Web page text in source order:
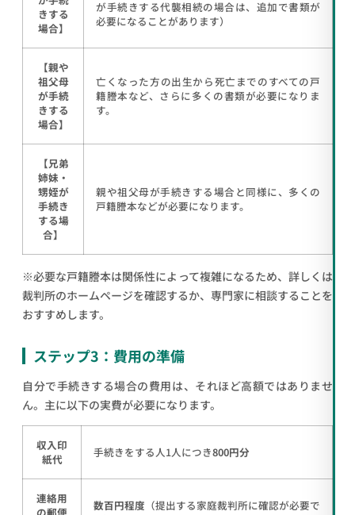
きする
場合】
が手続きする代襲相続の場合は、追加で書類が
必要になることがあります）
【親や
祖父母
が手続
きする
場合】
亡くなった方の出生から死亡までのすべての戸
籍謄本など、さらに多くの書類が必要になりま
す。
【兄弟
姉妹・
甥姪が
手続き
する場
合】
親や祖父母が手続きする場合と同様に、多くの
戸籍謄本などが必要になります。
※必要な戸籍謄本は関係性によって複雑になるため、詳しくは
裁判所のホームページを確認するか、専門家に相談することを
おすすめします。
ステップ3：費用の準備
自分で手続きする場合の費用は、それほど高額ではありませ
ん。主に以下の実費が必要になります。
収入印
紙代
手続きをする人1人につき800円分
連絡用
数百円程度 （提出する家庭裁判所に確認が必要で